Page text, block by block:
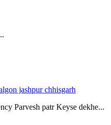
jashpur chhisgarh
Parvesh patr Keyse dekhe...